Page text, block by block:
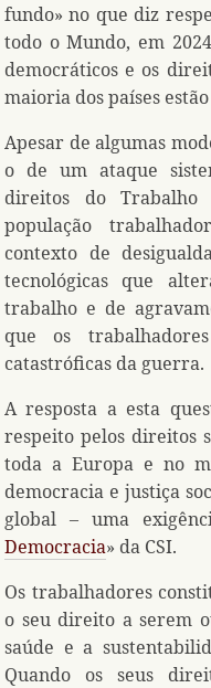
fundo» no que diz
todo o Mundo, em
democráticos e os
maioria dos países
Apesar de algumas
o de um ataque
direitos do
população
contexto de
tecnológicas que
trabalho e de
que os
catastróficas da guerra.
A resposta a esta
respeito pelos direitos
toda a Europa e no
democracia e justiça
global – uma
Democracia» da CSI.
Os trabalhadores
o seu direito a serem
saúde e a
Quando os seus